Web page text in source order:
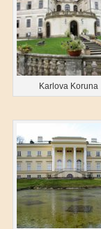
Karlova Koruna